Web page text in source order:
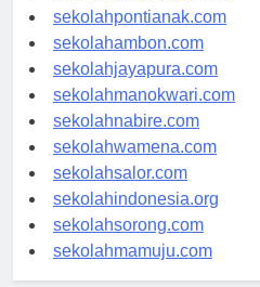
sekolahbanjarbaru.com
sekolahpontianak.com
sekolahambon.com
sekolahjayapura.com
sekolahmanokwari.com
sekolahnabire.com
sekolahwamena.com
sekolahsalor.com
sekolahindonesia.org
sekolahsorong.com